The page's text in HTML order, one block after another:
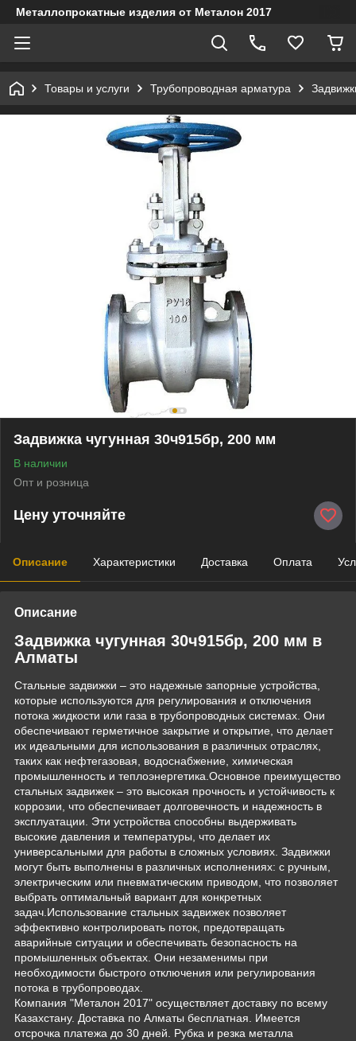
Металлопрокатные изделия от Металон 2017
Товары и услуги Трубопроводная арматура
Задвижка чугунная 30ч915бр, 200 мм
В наличии
Опт и розница
Цену уточняйте
Описание Характеристики Доставка Оплата
Описание
Задвижка чугунная 30ч915бр, 200 мм в
Алматы
Стальные задвижки – это надежные запорные устройства,
которые используются для регулирования и отключения
потока жидкости или газа в трубопроводных системах. Они
обеспечивают герметичное закрытие и открытие, что делает
их идеальными для использования в различных отраслях,
таких как нефтегазовая, водоснабжение, химическая
промышленность и теплоэнергетика.Основное преимущество
стальных задвижек – это высокая прочность и устойчивость к
коррозии, что обеспечивает долговечность и надежность в
эксплуатации. Эти устройства способны выдерживать
высокие давления и температуры, что делает их
универсальными для работы в сложных условиях. Задвижки
могут быть выполнены в различных исполнениях: с ручным,
электрическим или пневматическим приводом, что позволяет
выбрать оптимальный вариант для конкретных
задач.Использование стальных задвижек позволяет
эффективно контролировать поток, предотвращать
аварийные ситуации и обеспечивать безопасность на
промышленных объектах. Они незаменимы при
необходимости быстрого отключения или регулирования
потока в трубопроводах.
Компания "Металон 2017" осуществляет доставку по всему
Казахстану. Доставка по Алматы бесплатная. Имеется
отсрочка платежа до 30 дней. Рубка и резка металла